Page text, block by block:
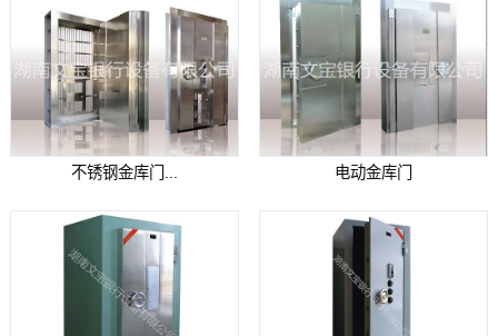
不锈钢金库门... 电动金库门